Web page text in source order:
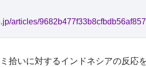
articles/
拾いに対するインドネシアの反応